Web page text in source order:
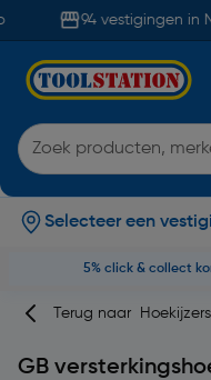
94 vestigingen in
Selecteer een
5% click & collect
Terug naar
GB